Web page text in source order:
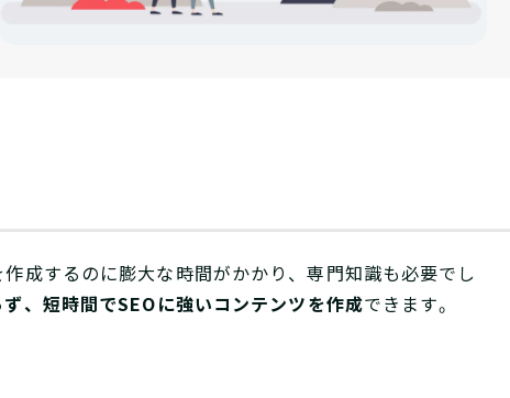
成するのに膨大な時間がかかり、専門知識も必要でし
、短時間でSEOに強いコンテンツを作成できます。